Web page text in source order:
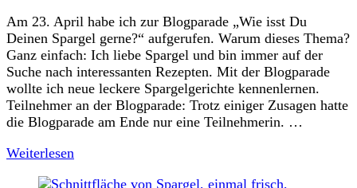
Am 23. April habe ich zur Blogparade „Wie isst Du
Deinen Spargel gerne?“ aufgerufen. Warum dieses Thema?
Ganz einfach: Ich liebe Spargel und bin immer auf der
Suche nach interessanten Rezepten. Mit der Blogparade
wollte ich neue leckere Spargelgerichte kennenlernen.
Teilnehmer an der Blogparade: Trotz einiger Zusagen hatte
die Blogparade am Ende nur eine Teilnehmerin. …
Weiterlesen